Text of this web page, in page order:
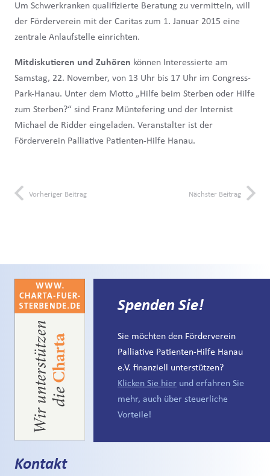
Um Schwerkranken qualifizierte Beratung zu vermitteln, will
der Förderverein mit der Caritas zum 1. Januar 2015 eine
zentrale Anlaufstelle einrichten.
Mitdiskutieren und Zuhören können Interessierte am
Samstag, 22. November, von 13 Uhr bis 17 Uhr im Congress-
Park-Hanau. Unter dem Motto „Hilfe beim Sterben oder Hilfe
zum Sterben?“ sind Franz Müntefering und der Internist
Michael de Ridder eingeladen. Veranstalter ist der
Förderverein Palliative Patienten-Hilfe Hanau.
Vorheriger Beitrag Nächster Beitrag
Spenden Sie!
Sie möchten den Förderverein
Palliative Patienten-Hilfe Hanau
e.V. finanziell unterstützen?
Klicken Sie hier und erfahren Sie
mehr, auch über steuerliche
Vorteile!
Kontakt